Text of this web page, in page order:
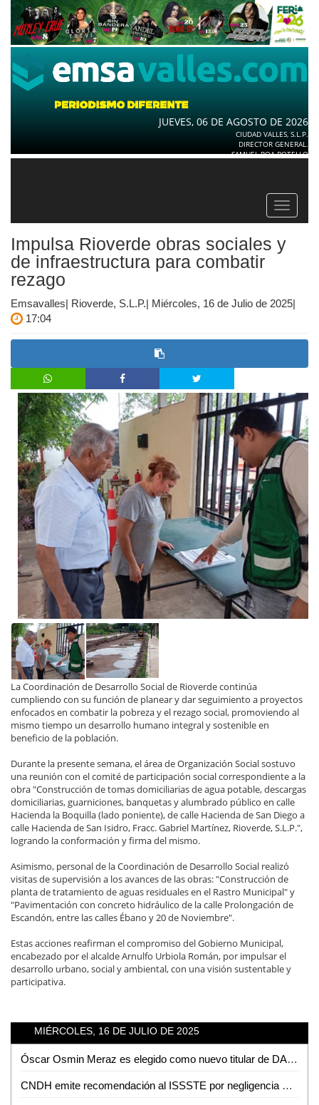
JUEVES, 06 DE AGOSTO DE 2026
CIUDAD VALLES, S.L.P.
DIRECTOR GENERAL.
SAMUEL ROA BOTELLO
Toggle
Impulsa Rioverde obras sociales y
de infraestructura para combatir
rezago
Emsavalles| Rioverde, S.L.P.| Miércoles, 16 de Julio de 2025|
17:04
La Coordinación de Desarrollo Social de Rioverde continúa
cumpliendo con su función de planear y dar seguimiento a proyectos
enfocados en combatir la pobreza y el rezago social, promoviendo al
mismo tiempo un desarrollo humano integral y sostenible en
beneficio de la población.
Durante la presente semana, el área de Organización Social sostuvo
una reunión con el comité de participación social correspondiente a la
obra "Construcción de tomas domiciliarias de agua potable, descargas
domiciliarias, guarniciones, banquetas y alumbrado público en calle
Hacienda la Boquilla (lado poniente), de calle Hacienda de San Diego a
calle Hacienda de San Isidro, Fracc. Gabriel Martínez, Rioverde, S.L.P.",
logrando la conformación y firma del mismo.
Asimismo, personal de la Coordinación de Desarrollo Social realizó
visitas de supervisión a los avances de las obras: "Construcción de
planta de tratamiento de aguas residuales en el Rastro Municipal" y
"Pavimentación con concreto hidráulico de la calle Prolongación de
Escandón, entre las calles Ébano y 20 de Noviembre".
Estas acciones reafirman el compromiso del Gobierno Municipal,
encabezado por el alcalde Arnulfo Urbiola Román, por impulsar el
desarrollo urbano, social y ambiental, con una visión sustentable y
participativa.
MIÉRCOLES, 16 DE JULIO DE 2025
Óscar Osmin Meraz es elegido como nuevo titular de DAPAS en Ciudad Valles
CNDH emite recomendación al ISSSTE por negligencia médica tras muerte de recién nacido en Ciudad Valles